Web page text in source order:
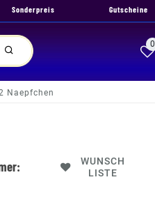
Sonderpreis Gutscheine
0
Naepfchen
WUNSCH
LISTE